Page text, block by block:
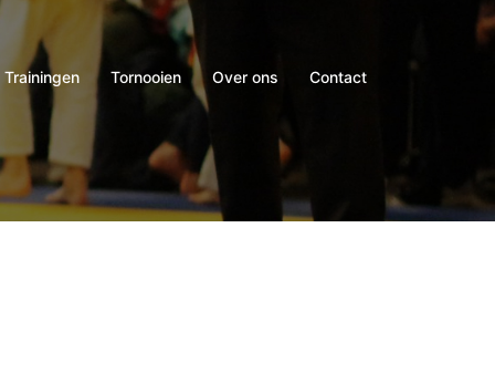
Trainingen Tornooien Over ons Contact